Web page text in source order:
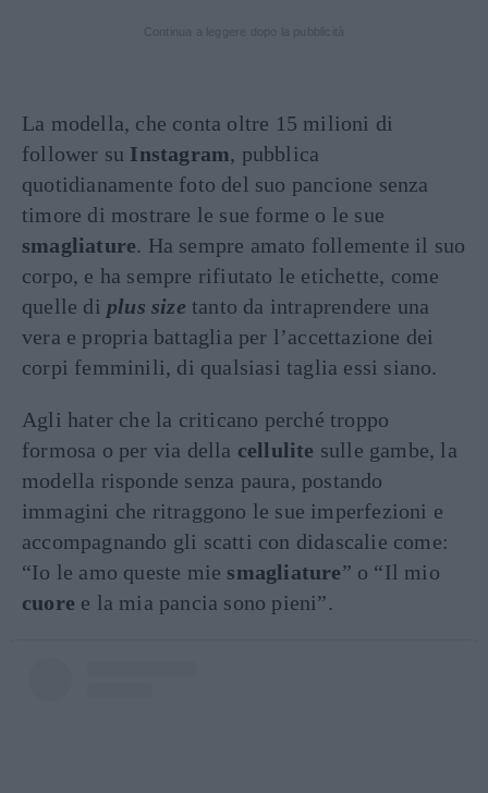
La modella, che conta oltre 15 milioni di
follower su Instagram, pubblica
quotidianamente foto del suo pancione senza
timore di mostrare le sue forme o le sue
smagliature. Ha sempre amato follemente il suo
corpo, e ha sempre rifiutato le etichette, come
quelle di plus size tanto da intraprendere una
vera e propria battaglia per l’accettazione dei
corpi femminili, di qualsiasi taglia essi siano.
Agli hater che la criticano perché troppo
formosa o per via della cellulite sulle gambe, la
modella risponde senza paura, postando
immagini che ritraggono le sue imperfezioni e
accompagnando gli scatti con didascalie come:
“Io le amo queste mie smagliature” o “Il mio
cuore e la mia pancia sono pieni”.